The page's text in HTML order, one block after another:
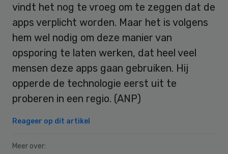
vindt het nog te vroeg om te zeggen dat de
apps verplicht worden. Maar het is volgens
hem wel nodig om deze manier van
opsporing te laten werken, dat heel veel
mensen deze apps gaan gebruiken. Hij
opperde de technologie eerst uit te
proberen in een regio. (ANP)
Reageer op dit artikel
Meer over: